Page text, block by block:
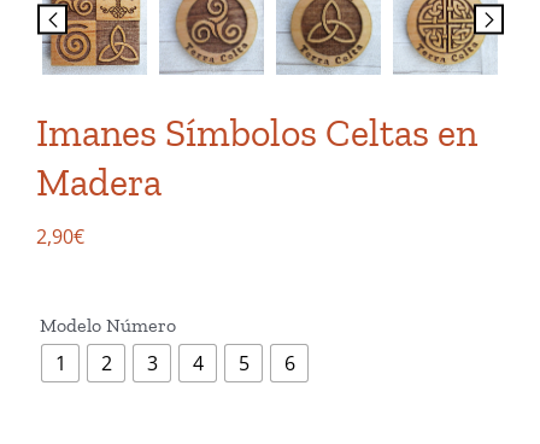
Imanes Símbolos Celtas en
Madera
2,90€
Modelo Número
1 2 3 4 5 6